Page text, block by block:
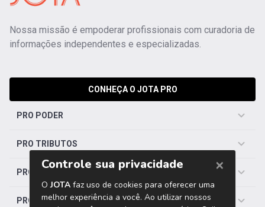
Nossa missão é empoderar profissionais com curadoria de
informações independentes e especializadas.
CONHEÇA O JOTA PRO
PRO PODER
PRO TRIBUTOS
PRO TRABALHISTA
PRO SAÚDE